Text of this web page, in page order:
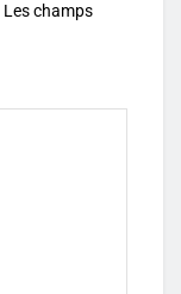
Les champs